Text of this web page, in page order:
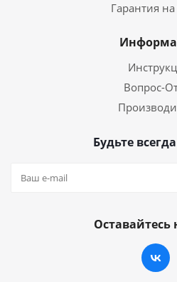
Гарантия
Вопрос-
Будьте
Оставайтесь